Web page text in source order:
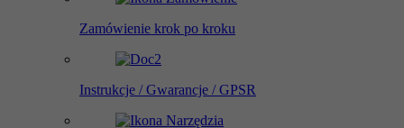
Zamówienie krok po kroku
Instrukcje / Gwarancje / GPSR